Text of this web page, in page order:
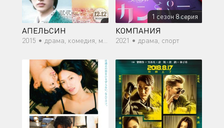
АПЕЛЬСИН
2015 • драма, комедия, мелодрама
1 сезон 8 серия
КОМПАНИЯ
2021 • драма, спорт